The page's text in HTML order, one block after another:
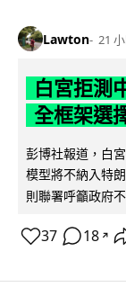
Lawton 21
白宮拒測
全框架選
彭博社報道，白
模型將不納入特
則聯署呼籲政府
37 18 ↗